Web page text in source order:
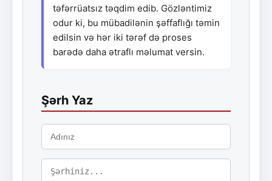
təfərrüatsız təqdim edib. Gözləntimiz
odur ki, bu mübadilənin şəffaflığı təmin
edilsin və hər iki tərəf də proses
barədə daha ətraflı məlumat versin.
Şərh Yaz